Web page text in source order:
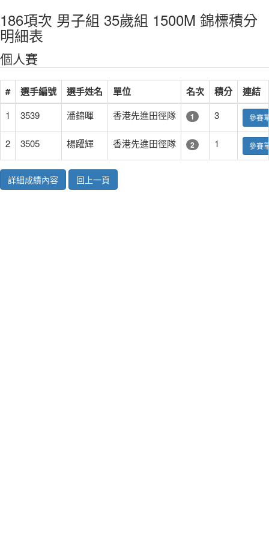
186項次 男子組 35歲組 1500M 錦標積分
明細表
個人賽
# 選手編號 選手姓名 單位 名次 積分 連結
1 3539 潘錦暉 香港先進田徑隊 1 3 參賽
2 3505 楊躍輝 香港先進田徑隊 2 1 參賽
詳細成績內容